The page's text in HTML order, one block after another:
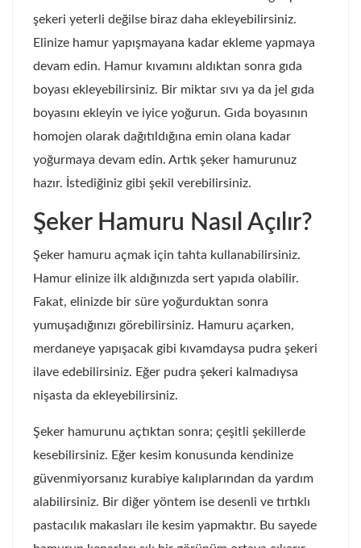
şekeri yeterli değilse biraz daha ekleyebilirsiniz.
Elinize hamur yapışmayana kadar ekleme yapmaya
devam edin. Hamur kıvamını aldıktan sonra gıda
boyası ekleyebilirsiniz. Bir miktar sıvı ya da jel gıda
boyasını ekleyin ve iyice yoğurun. Gıda boyasının
homojen olarak dağıtıldığına emin olana kadar
yoğurmaya devam edin. Artık şeker hamurunuz
hazır. İstediğiniz gibi şekil verebilirsiniz.
Şeker Hamuru Nasıl Açılır?
Şeker hamuru açmak için tahta kullanabilirsiniz.
Hamur elinize ilk aldığınızda sert yapıda olabilir.
Fakat, elinizde bir süre yoğurduktan sonra
yumuşadığınızı görebilirsiniz. Hamuru açarken,
merdaneye yapışacak gibi kıvamdaysa pudra şekeri
ilave edebilirsiniz. Eğer pudra şekeri kalmadıysa
nişasta da ekleyebilirsiniz.
Şeker hamurunu açtıktan sonra; çeşitli şekillerde
kesebilirsiniz. Eğer kesim konusunda kendinize
güvenmiyorsanız kurabiye kalıplarından da yardım
alabilirsiniz. Bir diğer yöntem ise desenli ve tırtıklı
pastacılık makasları ile kesim yapmaktır. Bu sayede